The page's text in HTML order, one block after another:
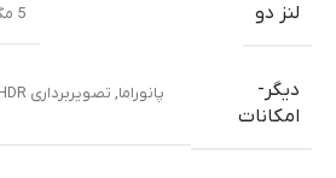
لنز دو 5 مگاپیکسل
دیگر-
امکانات
پانوراما, تصویربرداری HDR